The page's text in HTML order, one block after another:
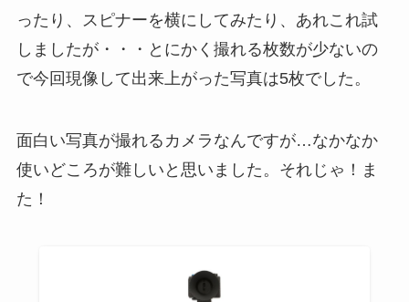
ったり、スピナーを横にしてみたり、あれこれ試
しましたが・・・とにかく撮れる枚数が少ないの
で今回現像して出来上がった写真は5枚でした。
面白い写真が撮れるカメラなんですが…なかなか
使いどころが難しいと思いました。それじゃ！ま
た！